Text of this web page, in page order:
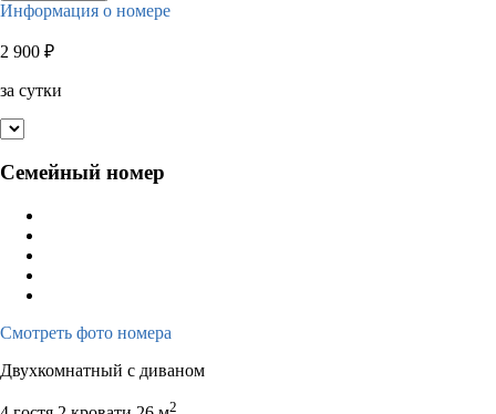
Информация о номере
2 900 ₽
за сутки
Семейный номер
Смотреть фото номера
Двухкомнатный с диваном
2